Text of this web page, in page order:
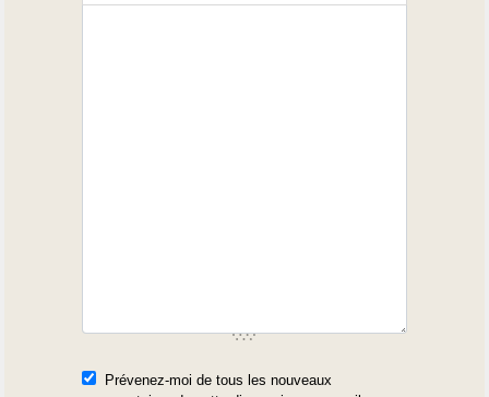
Prévenez-moi de tous les nouveaux